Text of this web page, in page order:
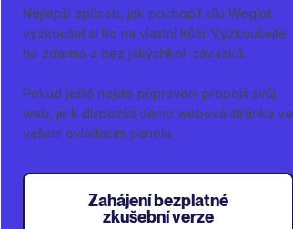
Nejlepší způsob, jak pochopit sílu Weglot
vyzkoušet si ho na vlastní kůži. Vyzkoušejte
ho zdarma a bez jakýchkoli závazků.
Pokud ještě nejste připraveni propojit svůj
web, je k dispozici demo webová stránka ve
vašem ovládacím panelu.
Zahájení bezplatné
zkušební verze